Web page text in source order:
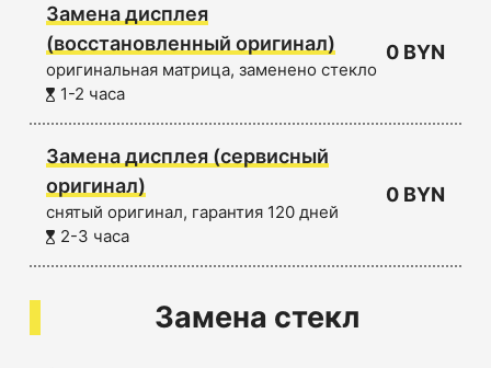
Замена дисплея
(восстановленный оригинал)
оригинальная матрица, заменено стекло
1-2 часа
0 BYN
Замена дисплея (сервисный
оригинал)
снятый оригинал, гарантия 120 дней
2-3 часа
0 BYN
Замена стекл